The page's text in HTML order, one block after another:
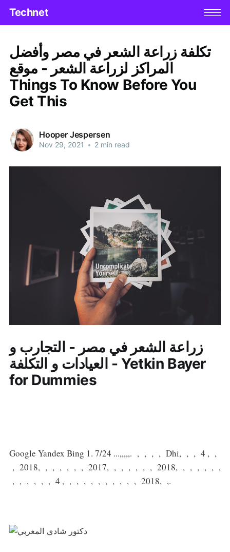
Technet
تكلفة زراعة الشعر في مصر وأفضل
المراكز لزراعة الشعر - موقع
Things To Know Before You
Get This
Hooper Jespersen
Nov 29, 2021 • 2 min read
زراعة الشعر في مصر - التجارب و
العيادات و التكلفة - Yetkin Bayer
for Dummies
Google Yandex Bing 1. 7/24 ...,,,,,. , , , , Dhi, , , 4 , ,
, 2018, , , , , , , 2017, , , , , , , 2018, , , , , , ,
, , , , , , 4 , , , , , , , , , , , 2018, ,.